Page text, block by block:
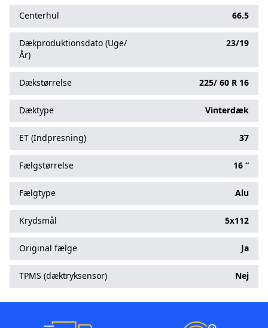
Centerhul 66.5
Dækproduktionsdato (Uge/
År)
23/19
Dækstørrelse 225/ 60 R 16
Dæktype Vinterdæk
ET (Indpresning) 37
Fælgstørrelse 16 “
Fælgtype Alu
Krydsmål 5x112
Original fælge Ja
TPMS (dæktryksensor) Nej